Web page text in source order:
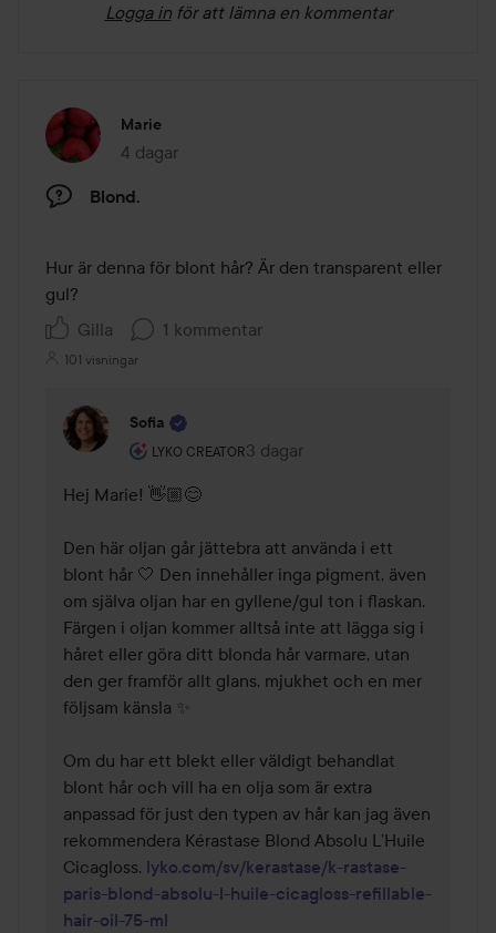
Logga in för att lämna en kommentar
Marie
4 dagar
Inlägget skapades 4 dagar
Blond.
Hur är denna för blont hår? Är den transparent eller
gul?
Gilla
1 kommentar
101 visningar
Sofia
LYKO CREATOR
Användarens roll: Lyko Creator.
3 dagar
Kommentaren lades 3 dagar
Hej Marie! 👋🏼😊
Den här oljan går jättebra att använda i ett
blont hår 🤍 Den innehåller inga pigment, även
om själva oljan har en gyllene/gul ton i flaskan.
Färgen i oljan kommer alltså inte att lägga sig i
håret eller göra ditt blonda hår varmare, utan
den ger framför allt glans, mjukhet och en mer
följsam känsla ✨
Om du har ett blekt eller väldigt behandlat
blont hår och vill ha en olja som är extra
anpassad för just den typen av hår kan jag även
rekommendera Kérastase Blond Absolu L’Huile
Cicagloss. lyko.com/sv/kerastase/k-rastase-
paris-blond-absolu-l-huile-cicagloss-refillable-
hair-oil-75-ml